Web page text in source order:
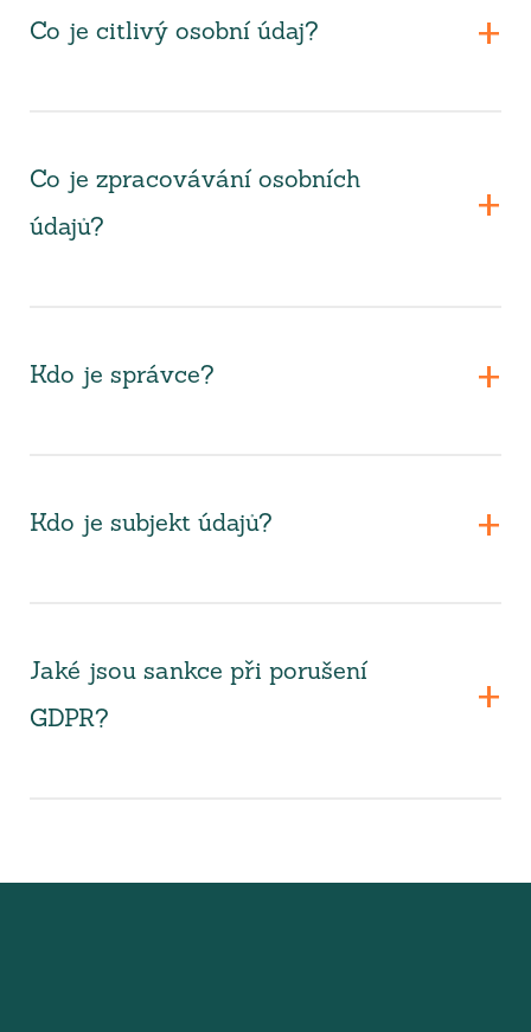
Co je citlivý osobní údaj?
Co je zpracovávání osobních
údajů?
Kdo je správce?
Kdo je subjekt údajů?
Jaké jsou sankce při porušení
GDPR?